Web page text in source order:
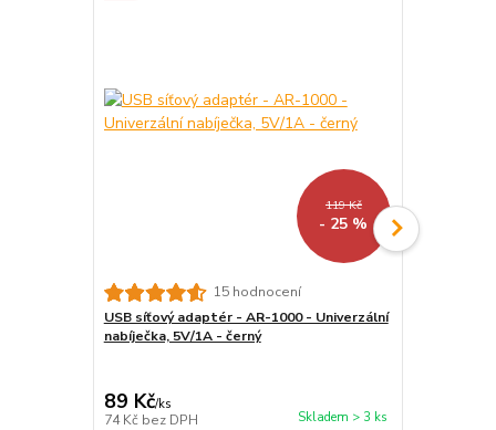
119 Kč
- 25 %
15 hodnocení
USB síťový adaptér - AR-1000 - Univerzální
nabíječka, 5V/1A - černý
89 Kč/ks
74 Kč bez DPH Skladem > 3 ks